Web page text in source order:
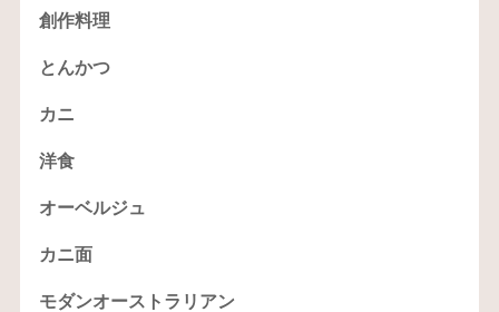
創作料理
とんかつ
カニ
洋食
オーベルジュ
カニ面
モダンオーストラリアン